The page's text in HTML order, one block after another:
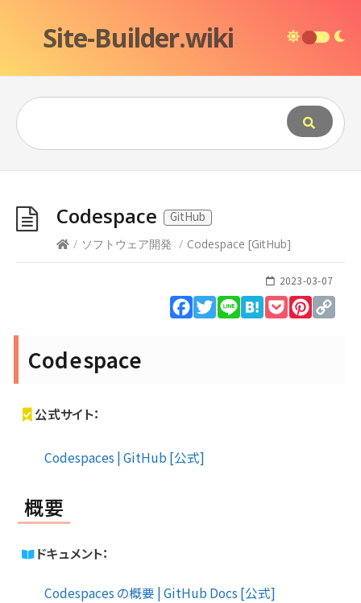
Site-Builder.wiki
Codespace
GitHub
/ ソフトウェア開発 / Codespace [GitHub]
2023-03-07
Facebook
Twitter
Line HatenaPocket
Codespace
公式サイト：
Codespaces | GitHub [公式]
概要
ドキュメント：
Codespaces の概要 | GitHub Docs [公式]